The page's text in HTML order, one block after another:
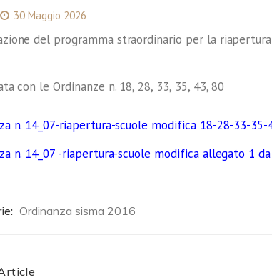
30 Maggio 2026
del programma straordinario per la
con le Ordinanze n. 18, 28, 33, 35, 43, 80
n. 14_07-riapertura-scuole modifica 18-28-33-35-
n. 14_07 -riapertura-scuole modifica allegato 1 da
Ordinanza sisma 2016